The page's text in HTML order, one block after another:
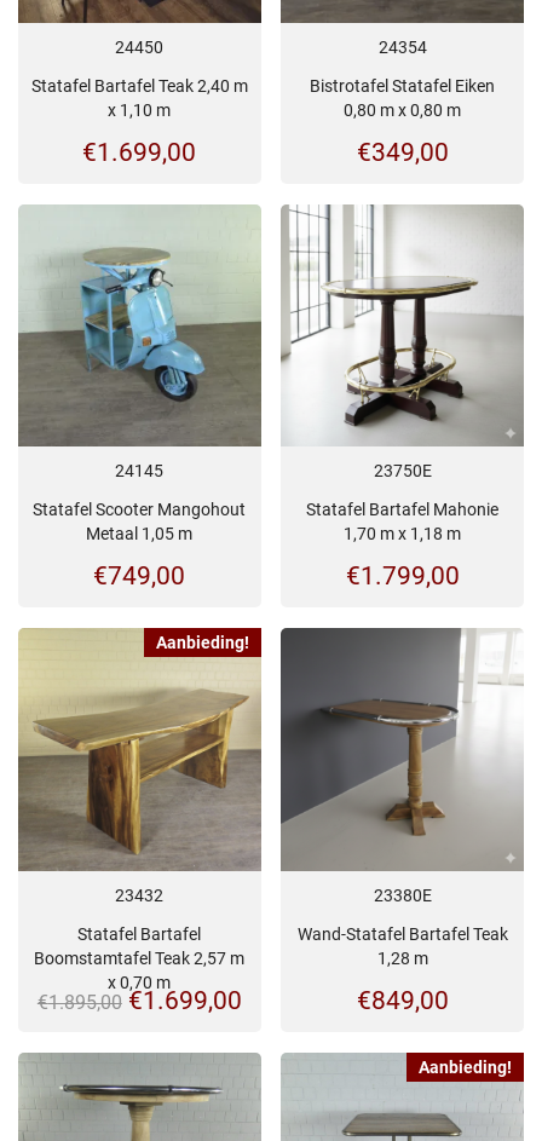
24450
Statafel Bartafel Teak 2,40 m
x 1,10 m
€1.699,00
24354
Bistrotafel Statafel Eiken
0,80 m x 0,80 m
€349,00
24145
Statafel Scooter Mangohout
Metaal 1,05 m
€749,00
23750E
Statafel Bartafel Mahonie
1,70 m x 1,18 m
€1.799,00
Aanbieding!
23432
Statafel Bartafel
Boomstamtafel Teak 2,57 m
x 0,70 m
€1.895,00 Oorspronkelijke
€1.895,00.
€1.699,00Huidige
€1.699,00.
23380E
Wand-Statafel Bartafel Teak
1,28 m
€849,00
Aanbieding!